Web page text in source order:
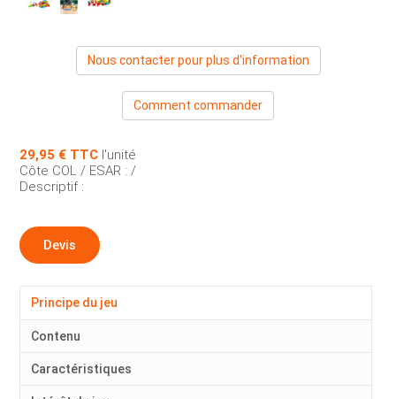
Nous contacter pour plus d'information
Comment commander
29,95 €
l'unité
Côte COL / ESAR : /
Descriptif :
Devis
Principe du jeu
Contenu
Caractéristiques